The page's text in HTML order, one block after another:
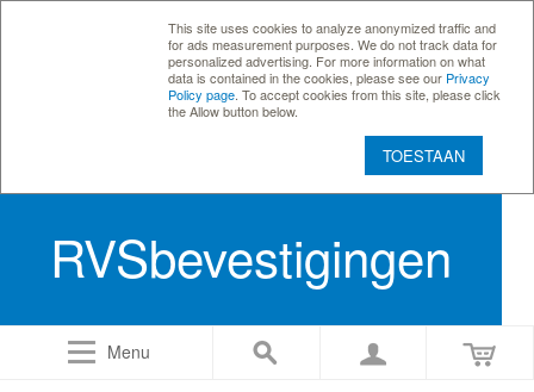
This site uses cookies to analyze anonymized traffic and
for ads measurement purposes. We do not track data for
personalized advertising. For more information on what
data is contained in the cookies, please see our Privacy
Policy page . To accept cookies from this site, please click
the Allow button below.
TOESTAAN
RVSbevestigingen
Menu